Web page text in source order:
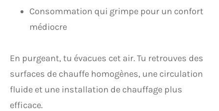
Consommation qui grimpe pour un confort
médiocre
En purgeant, tu évacues cet air. Tu retrouves des
surfaces de chauffe homogènes, une circulation
fluide et une installation de chauffage plus
efficace.